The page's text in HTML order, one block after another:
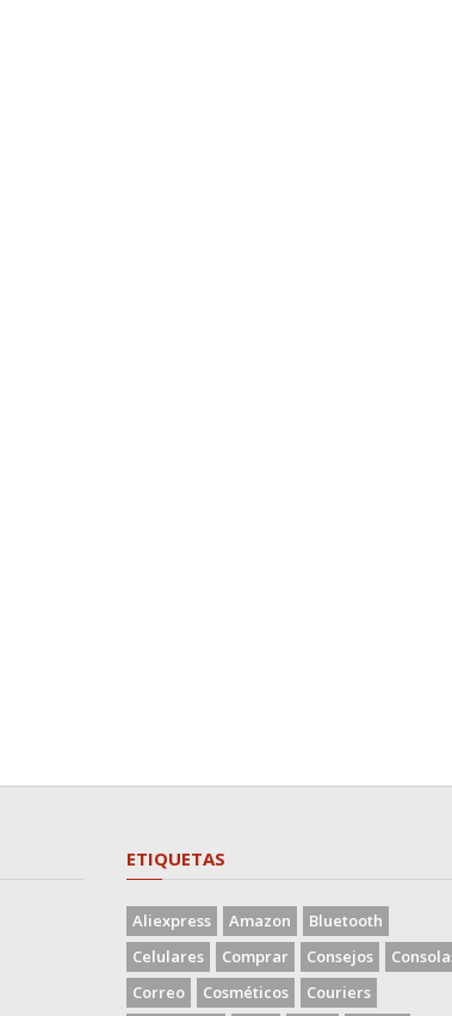
ETIQUETAS
Aliexpress Amazon
Bluetooth
Celulares
Comprar Consejos
Correo
Cosméticos
Couriers